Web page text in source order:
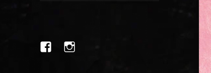
facebookInstagram